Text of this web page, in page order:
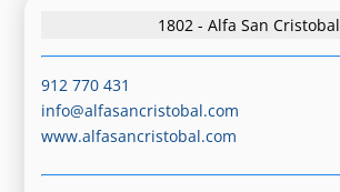
1802 - Alfa San Cristobal
912 770 431
info@alfasancristobal.com
www.alfasancristobal.com